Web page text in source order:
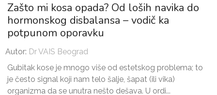
Zašto mi kosa opada? Od loših navika do
hormonskog disbalansa – vodič ka
potpunom oporavku
Autor: Dr VAIS Beograd
Gubitak kose je mnogo više od estetskog problema; to
je često signal koji nam telo šalje, šapat (ili vika)
organizma da se unutra nešto dešava. U ordi...